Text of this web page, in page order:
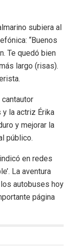
subiera al
“Buenos
Te quedó bien
largo (risas).
y la actriz Érika
y mejorar la
público.
en redes
La aventura
autobuses hoy
página